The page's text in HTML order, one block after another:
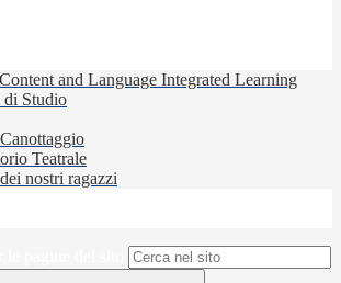
and Language Integrated Learning
di Studio
Teatrale
nostri ragazzi